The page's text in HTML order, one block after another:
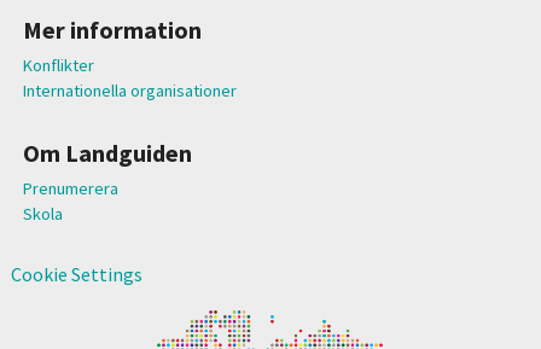
Mer information
Konflikter
Internationella organisationer
Om Landguiden
Prenumerera
Skola
Cookie Settings